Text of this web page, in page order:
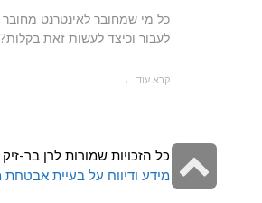
כל מי שמחובר לאינטרנט
לעבור וכיצד לעשות זאת
קרא עוד ←
כל הזכויות שמורות לרן בר-
מידע ודיווח על בעיית אבטחת
גלילה